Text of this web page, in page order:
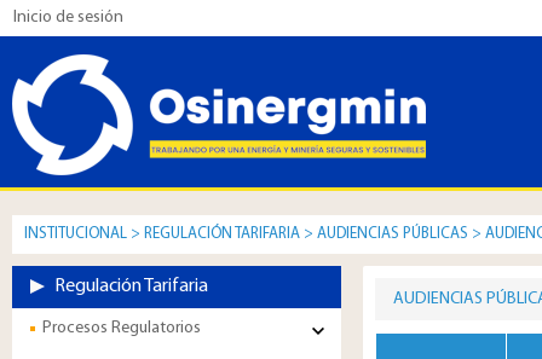
Inicio de sesión
INSTITUCIONAL > REGULACIÓN TARIFARIA > AUDIENCIAS PÚBLICAS >
AUDIENCIAS
Regulación Tarifaria
Procesos Regulatorios